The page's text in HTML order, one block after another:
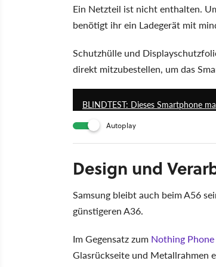
Ein Netzteil ist nicht enthalten.
benötigt ihr ein Ladegerät mit
Schutzhülle und
direkt mitzubestellen, um das
BLINDTEST: Dieses Smartphone
Autoplay
Design und
Samsung bleibt auch beim A56
günstigeren A36.
Im Gegensatz zum Nothing Phone
Glasrückseite und Metallrahmen